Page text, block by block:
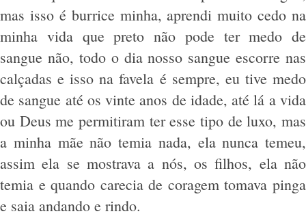
mas isso é burrice minha, aprendi muito cedo na
minha vida que preto não pode ter medo de
sangue não, todo o dia nosso sangue escorre nas
calçadas e isso na favela é sempre, eu tive medo
de sangue até os vinte anos de idade, até lá a vida
ou Deus me permitiram ter esse tipo de luxo, mas
a minha mãe não temia nada, ela nunca temeu,
assim ela se mostrava a nós, os filhos, ela não
temia e quando carecia de coragem tomava pinga
e saia andando e rindo.